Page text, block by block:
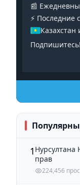
📰
⚡️ Последние
1 Нурсултана
прав
224,456